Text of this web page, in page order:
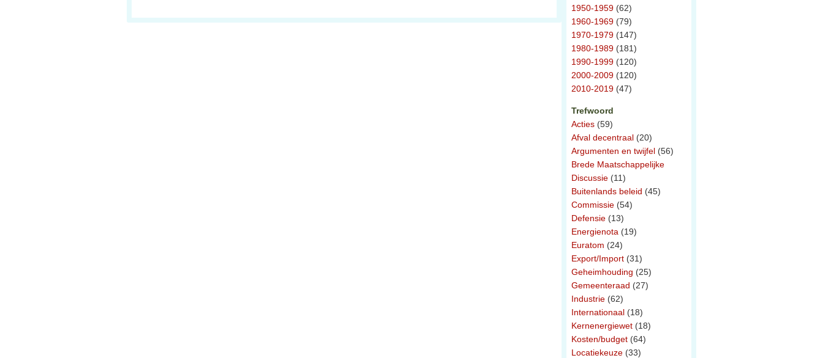
1950-1959 (62)
1960-1969 (79)
1970-1979 (147)
1980-1989 (181)
1990-1999 (120)
2000-2009 (120)
2010-2019 (47)
Trefwoord
Acties (59)
Afval decentraal (20)
Argumenten en twijfel (56)
Brede Maatschappelijke
Discussie (11)
Buitenlands beleid (45)
Commissie (54)
Defensie (13)
Energienota (19)
Euratom (24)
Export/Import (31)
Geheimhouding (25)
Gemeenteraad (27)
Industrie (62)
Internationaal (18)
Kernenergiewet (18)
Kosten/budget (64)
Locatiekeuze (33)